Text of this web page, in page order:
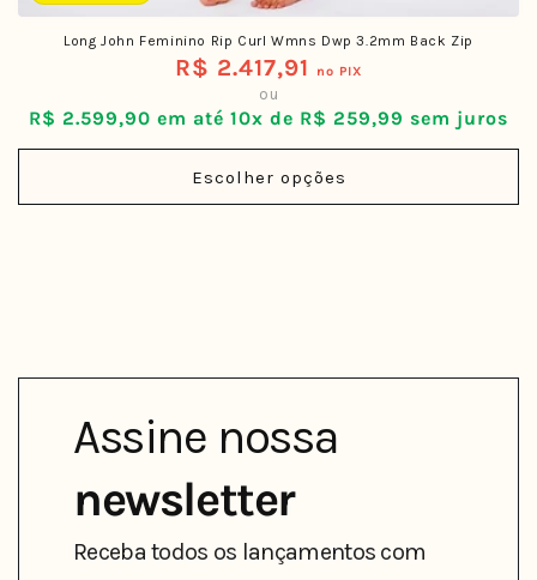
Long John Feminino Rip Curl Wmns Dwp 3.2mm Back Zip
R$ 2.417,91 no PIX
ou
R$ 2.599,90 em até 10x de R$ 259,99 sem juros
Escolher opções
Assine nossa
newsletter
Receba todos os lançamentos com